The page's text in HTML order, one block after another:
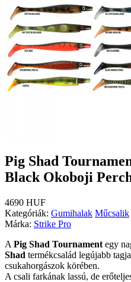
Pig Shad
Black Okoboji
4690 HUF
Kategóriák: Gumihalak Műcsalik
Márka: Strike Pro
A Pig Shad Tournament egy
Shad termékcsalád legújabb
csukahorgászok körében.
A csali farkának lassú, de